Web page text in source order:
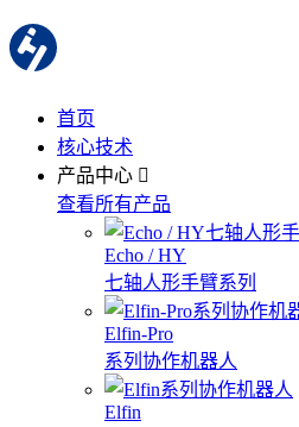
首页
核心技术
产品中心
查看所有产品
Echo / HY
七轴人形手臂系列
Elfin-Pro
系列协作机器人
Elfin